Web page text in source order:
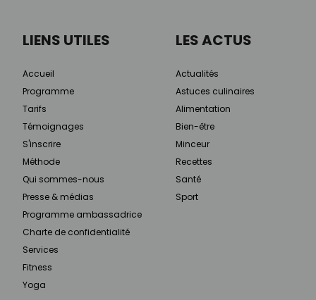
LIENS UTILES
Accueil
Programme
Tarifs
Témoignages
S'inscrire
Méthode
Qui sommes-nous
Presse & médias
Programme ambassadrice
Charte de confidentialité
Services
Fitness
Yoga
LES ACTUS
Actualités
Astuces culinaires
Alimentation
Bien-être
Minceur
Recettes
Santé
Sport